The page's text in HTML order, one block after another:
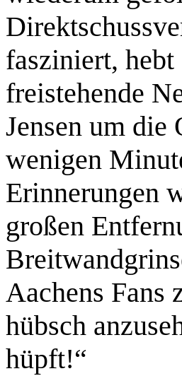
fasziniert,
freistehende
Jensen um die
wenigen
Erinnerungen
großen
Aachens Fans
hübsch
hüpft!“